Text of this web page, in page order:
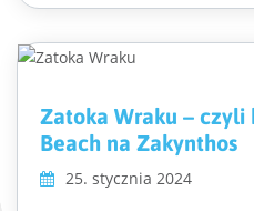
Zatoka Wraku – czyli
Beach na Zakynthos
25. stycznia 2024